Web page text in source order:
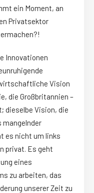
ein Moment, an
Privatsektor
Innovationen
Vision
die Großbritannien –
dieselbe Vision, die
mangelnder
es nicht um links
privat. Es geht
eines
zu arbeiten, das
unserer Zeit zu